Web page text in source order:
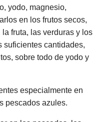
yodo, magnesio,
en los frutos secos,
fruta, las verduras y los
suficientes cantidades,
sobre todo de yodo y
especialmente en
pescados azules.